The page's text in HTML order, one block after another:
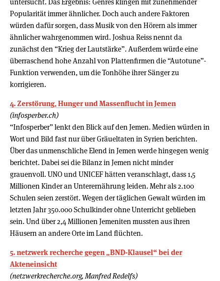
Popularität immer ähnlicher. Doch auch andere Faktoren
würden dafür sorgen, dass Musik von den Hörern als immer
ähnlicher wahrgenommen wird. Joshua Reiss nennt da
zunächst den “Krieg der Lautstärke”. Außerdem würde eine
überraschend hohe Anzahl von Plattenfirmen die “Autotune”-
Funktion verwenden, um die Tonhöhe ihrer Sänger zu
korrigieren.
4. Zerstörung, Hunger und Massenflucht in Jemen
(infosperber.ch)
“Infosperber” lenkt den Blick auf den Jemen. Medien würden in
Wort und Bild fast nur über Gräueltaten in Syrien berichten.
Über das unmenschliche Elend in Jemen werde hingegen wenig
berichtet. Dabei sei die Bilanz in Jemen nicht minder
grauenvoll. UNO und UNICEF hätten veranschlagt, dass 1,5
Millionen Kinder an Unterernährung leiden. Mehr als 2.100
Schulen seien zerstört. Wegen der täglichen Gewalt würden im
letzten Jahr 350.000 Schulkinder ohne Unterricht geblieben
sein. Und über 2,4 Millionen Jemeniten mussten aus ihren
Häusern an andere Orte im Land flüchten.
5. netzwerk recherche gegen „BND-Klausel“ bei der
Akteneinsicht
(netzwerkrecherche.org, Manfred Redelfs)